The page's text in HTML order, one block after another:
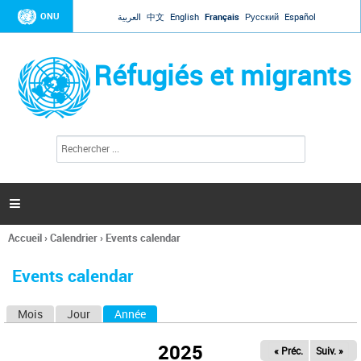
Jump to navigation
ONU العربية 中文 English Français Русский Español
Réfugiés et migrants
l
c
h
e

Vous
ici
Accueil›Calendrier› Events calendar
Events calendar
Mois Jour Année
2025 « Préc. Suiv. »